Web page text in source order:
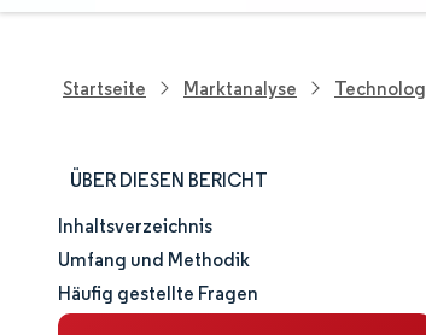
Startseite Marktanalyse
ÜBER DIESEN BERICHT
Marktgröße und -anteil
Marktanalyse
Inhaltsverzeichnis
Umfang und Methodik
Häufig gestellte Fragen